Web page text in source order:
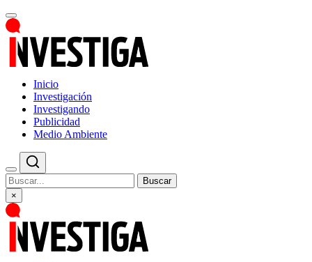
Inicio
Investigación
Investigando
Publicidad
Medio Ambiente
Buscar
×